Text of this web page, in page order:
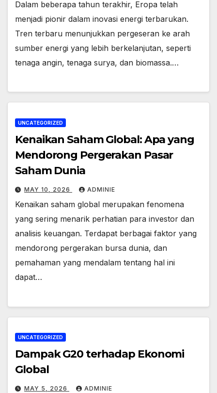
Dalam beberapa tahun terakhir, Eropa telah
menjadi pionir dalam inovasi energi terbarukan.
Tren terbaru menunjukkan pergeseran ke arah
sumber energi yang lebih berkelanjutan, seperti
tenaga angin, tenaga surya, dan biomassa.…
UNCATEGORIZED
Kenaikan Saham Global: Apa yang
Mendorong Pergerakan Pasar
Saham Dunia
MAY 10, 2026 ADMINIE
Kenaikan saham global merupakan fenomena
yang sering menarik perhatian para investor dan
analisis keuangan. Terdapat berbagai faktor yang
mendorong pergerakan bursa dunia, dan
pemahaman yang mendalam tentang hal ini
dapat…
UNCATEGORIZED
Dampak G20 terhadap Ekonomi
Global
MAY 5, 2026 ADMINIE